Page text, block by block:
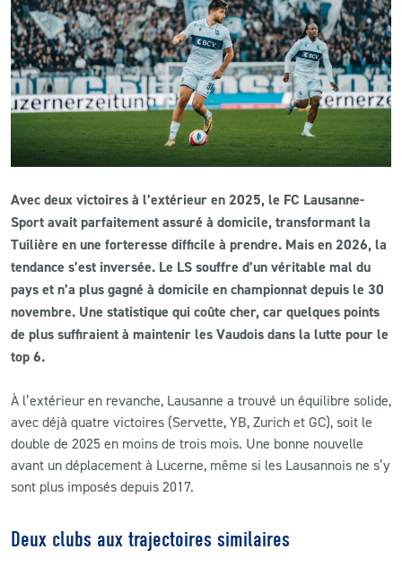
RESTAURATION
CLUB
CONTACT
LS E-SHOP
L’APP DU LS
LS ACADEMY CAMPS
MATCH DES CELEBRITES
PRESSE ET MEDIAS
Avec deux victoires à l’extérieur en 2025, le FC Lausanne-
Sport avait parfaitement assuré à domicile, transformant la
Tuilière en une forteresse difficile à prendre. Mais en 2026, la
tendance s’est inversée. Le LS souffre d’un véritable mal du
pays et n’a plus gagné à domicile en championnat depuis le 30
novembre. Une statistique qui coûte cher, car quelques points
de plus suffiraient à maintenir les Vaudois dans la lutte pour le
top 6.
À l’extérieur en revanche, Lausanne a trouvé un équilibre solide,
avec déjà quatre victoires (Servette, YB, Zurich et GC), soit le
double de 2025 en moins de trois mois. Une bonne nouvelle
avant un déplacement à Lucerne, même si les Lausannois ne s’y
sont plus imposés depuis 2017.
Deux clubs aux trajectoires similaires